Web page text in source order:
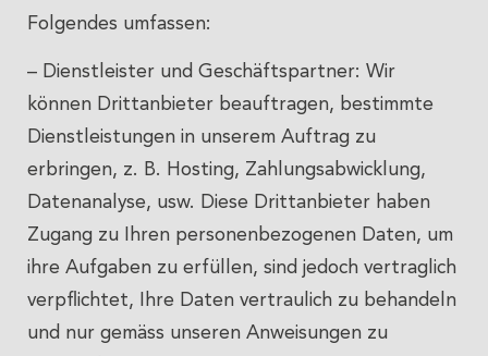
Folgendes umfassen:
– Dienstleister und Geschäftspartner: Wir
können Drittanbieter beauftragen, bestimmte
Dienstleistungen in unserem Auftrag zu
erbringen, z. B. Hosting, Zahlungsabwicklung,
Datenanalyse, usw. Diese Drittanbieter haben
Zugang zu Ihren personenbezogenen Daten, um
ihre Aufgaben zu erfüllen, sind jedoch vertraglich
verpflichtet, Ihre Daten vertraulich zu behandeln
und nur gemäss unseren Anweisungen zu